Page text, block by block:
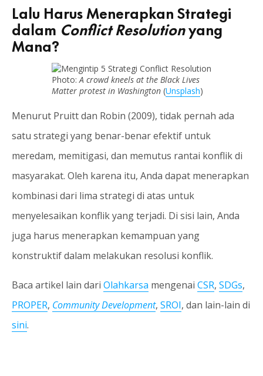
Lalu Harus Menerapkan Strategi
dalam Conflict Resolutionyang
Mana?
Photo:A crowd kneels at the Black Lives
Matter protest in Washington (Unsplash)
Menurut Pruitt dan Robin (2009), tidak pernah ada
satu strategi yang benar-benar efektif untuk
meredam, memitigasi, dan memutus rantai konflik di
masyarakat. Oleh karena itu, Anda dapat menerapkan
kombinasi dari lima strategi di atas untuk
menyelesaikan konflik yang terjadi. Di sisi lain, Anda
juga harus menerapkan kemampuan yang
konstruktif dalam melakukan resolusi konflik.
Baca artikel lain dari Olahkarsa mengenai CSR, SDGs,
PROPER, Community Development, SROI, dan lain-lain di
sini.